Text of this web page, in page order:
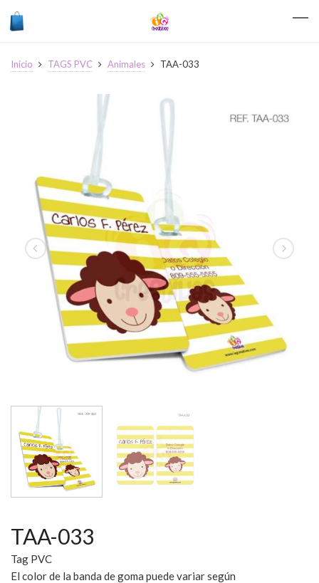
Inicio TAGS PVC Animales TAA-033
TAA-033
Tag PVC
El color de la banda de goma puede variar según